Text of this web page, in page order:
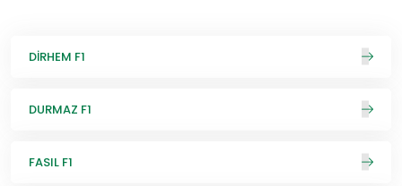
DİRHEM F1
DURMAZ F1
FASIL F1